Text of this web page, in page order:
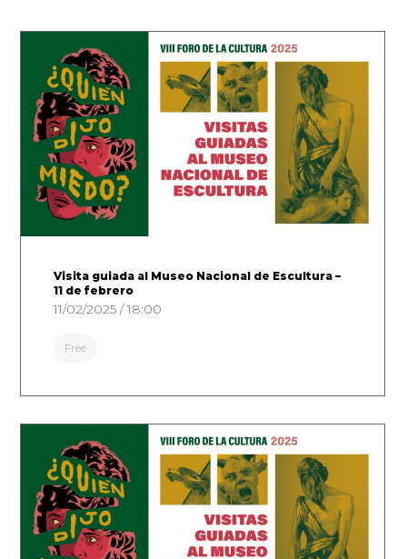
Visita guiada al Museo Nacional de Escultura –
11 de febrero
11/02/2025 / 18:00
Free